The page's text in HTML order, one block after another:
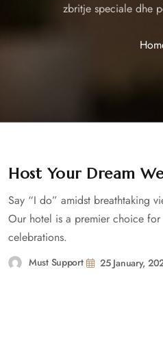
zbritje speciale dhe
Host Your Dream
Say “I do” amidst breathtaking
Our hotel is a premier choice
celebrations.
Must Support 25 January,